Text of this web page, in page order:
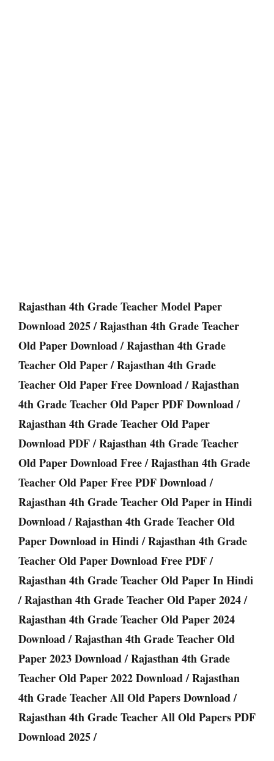
Rajasthan 4th Grade Teacher Model Paper
Download 2025 / Rajasthan 4th Grade Teacher
Old Paper Download / Rajasthan 4th Grade
Teacher Old Paper / Rajasthan 4th Grade
Teacher Old Paper Free Download / Rajasthan
4th Grade Teacher Old Paper PDF Download /
Rajasthan 4th Grade Teacher Old Paper
Download PDF / Rajasthan 4th Grade Teacher
Old Paper Download Free / Rajasthan 4th Grade
Teacher Old Paper Free PDF Download /
Rajasthan 4th Grade Teacher Old Paper in Hindi
Download / Rajasthan 4th Grade Teacher Old
Paper Download in Hindi / Rajasthan 4th Grade
Teacher Old Paper Download Free PDF /
Rajasthan 4th Grade Teacher Old Paper In Hindi
/ Rajasthan 4th Grade Teacher Old Paper 2024 /
Rajasthan 4th Grade Teacher Old Paper 2024
Download / Rajasthan 4th Grade Teacher Old
Paper 2023 Download / Rajasthan 4th Grade
Teacher Old Paper 2022 Download / Rajasthan
4th Grade Teacher All Old Papers Download /
Rajasthan 4th Grade Teacher All Old Papers PDF
Download 2025 /